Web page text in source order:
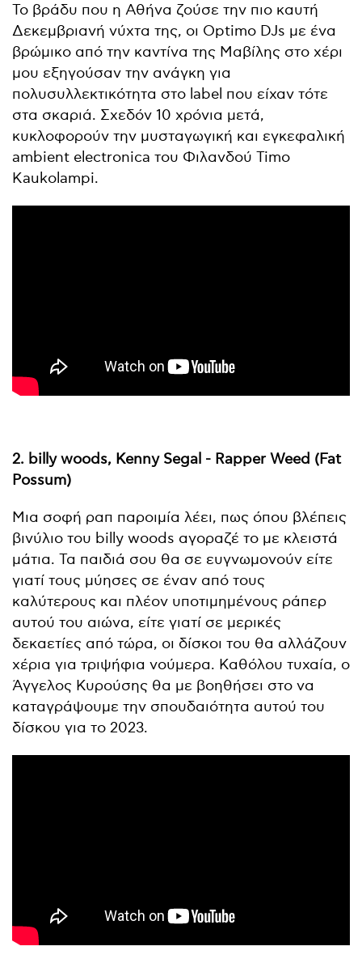
Το βράδυ που η Αθήνα ζούσε την πιο καυτή
Δεκεμβριανή νύχτα της, οι Optimo DJs με ένα
βρώμικο από την καντίνα της Μαβίλης στο χέρι
μου εξηγούσαν την ανάγκη για
πολυσυλλεκτικότητα στο label που είχαν τότε
στα σκαριά. Σχεδόν 10 χρόνια μετά,
κυκλοφορούν την μυσταγωγική και εγκεφαλική
ambient electronica του Φιλανδού Timo
Kaukolampi.
2. billy woods, Kenny Segal - Rapper Weed (Fat
Possum)
Μια σοφή ραπ παροιμία λέει, πως όπου βλέπεις
βινύλιο του billy woods αγοραζέ το με κλειστά
μάτια. Τα παιδιά σου θα σε ευγνωμονούν είτε
γιατί τους μύησες σε έναν από τους
καλύτερους και πλέον υποτιμημένους ράπερ
αυτού του αιώνα, είτε γιατί σε μερικές
δεκαετίες από τώρα, οι δίσκοι του θα αλλάζουν
χέρια για τριψήφια νούμερα. Καθόλου τυχαία, ο
Άγγελος Κυρούσης θα με βοηθήσει στο να
καταγράψουμε την σπουδαιότητα αυτού του
δίσκου για το 2023.